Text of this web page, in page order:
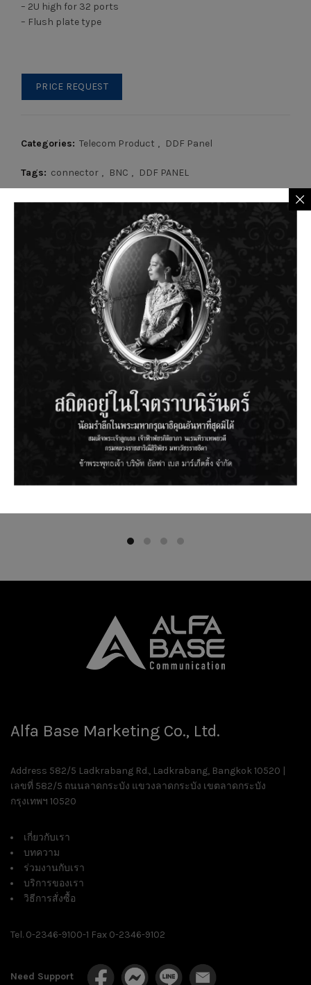
– 2U high for 32 ports
– Flush plate type
PRICE REQUEST
Categories: Telecom Product , DDF Panel
Tags: connector , BNC , DDF PANEL
RELATED PRODUCTS
Alfa Base Marketing Co., Ltd.
Address 582/5 Ladkrabang Rd., Ladkrabang, Bangkok 10520 |
เลขที่ 582/5 ถนนลาดกระบัง แขวงลาดกระบัง เขตลาดกระบัง
กรุงเทพฯ 10520
เกี่ยวกับเรา
บทความ
ร่วมงานกับเรา
บริการของเรา
วิธีการสั่งซื้อ
Tel. 0-2346-9100-1 Fax 0-2346-9102
Need Support